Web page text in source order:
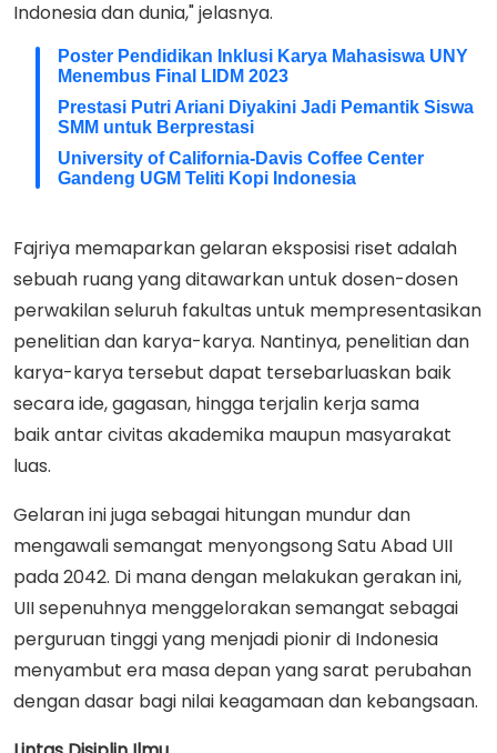
Indonesia dan dunia," jelasnya.
Poster Pendidikan Inklusi Karya Mahasiswa UNY
Menembus Final LIDM 2023
Prestasi Putri Ariani Diyakini Jadi Pemantik Siswa
SMM untuk Berprestasi
University of California-Davis Coffee Center
Gandeng UGM Teliti Kopi Indonesia
Fajriya memaparkan gelaran eksposisi riset adalah
sebuah ruang yang ditawarkan untuk dosen-dosen
perwakilan seluruh fakultas untuk mempresentasikan
penelitian dan karya-karya. Nantinya, penelitian dan
karya-karya tersebut dapat tersebarluaskan baik
secara ide, gagasan, hingga terjalin kerja sama
baik antar civitas akademika maupun masyarakat
luas.
Gelaran ini juga sebagai hitungan mundur dan
mengawali semangat menyongsong Satu Abad UII
pada 2042. Di mana dengan melakukan gerakan ini,
UII sepenuhnya menggelorakan semangat sebagai
perguruan tinggi yang menjadi pionir di Indonesia
menyambut era masa depan yang sarat perubahan
dengan dasar bagi nilai keagamaan dan kebangsaan.